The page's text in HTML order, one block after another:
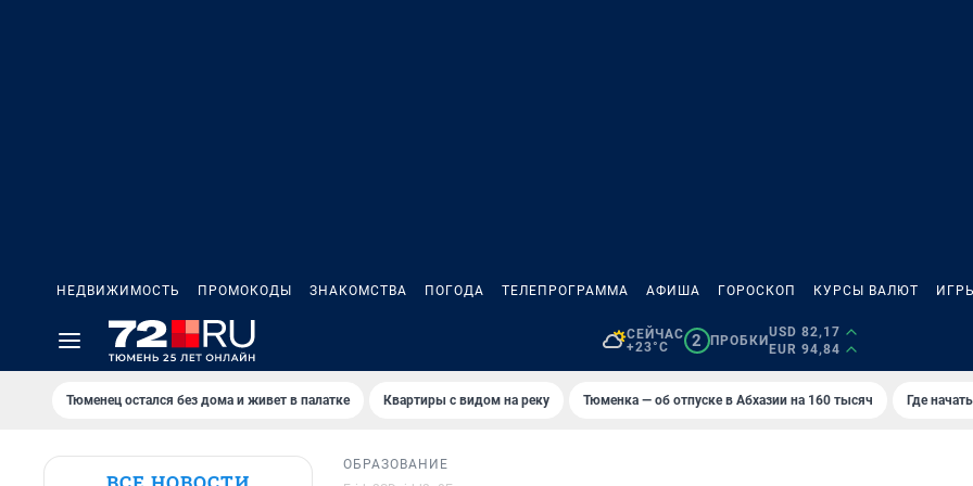
НЕДВИЖИМОСТЬ ПРОМОКОДЫ ЗНАКОМСТВА ПОГОДА ТЕЛЕПРОГРАММА АФИША ГОРОСКОП КУРСЫ ВАЛЮТ
СЕЙЧАС
+23°C
2 ПРОБКИ
USD 82,17
EUR 94,84
Тюменец остался без дома и живет в палатке Квартиры с видом на реку Тюменка — об отпуске в Абхазии на 160 тысяч Где
ОБРАЗОВАНИЕ